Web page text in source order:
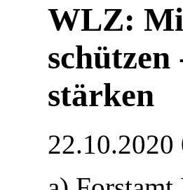
WLZ:
stärken
22.10.2020